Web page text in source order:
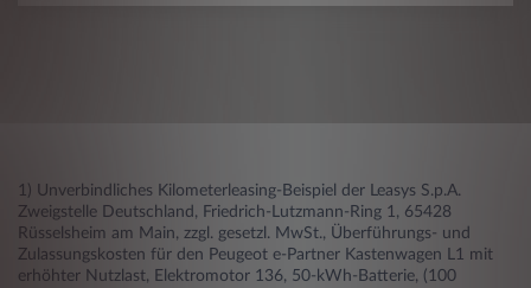
1) Unverbindliches Kilometerleasing-Beispiel der Leasys S.p.A.
Zweigstelle Deutschland, Friedrich-Lutzmann-Ring 1, 65428
Rüsselsheim am Main, zzgl. gesetzl. MwSt., Überführungs- und
Zulassungskosten für den Peugeot e-Partner Kastenwagen L1 mit
erhöhter Nutzlast, Elektromotor 136, 50-kWh-Batterie, (100